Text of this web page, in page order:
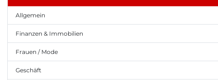
Allgemein
Finanzen & Immobilien
Frauen / Mode
Geschäft